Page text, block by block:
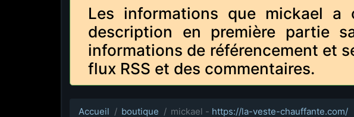
Les informations que mickael
description en première partie
informations de référencement et
flux RSS et des commentaires.
Accueil boutique mickael - https://la-veste-chauffante.com/